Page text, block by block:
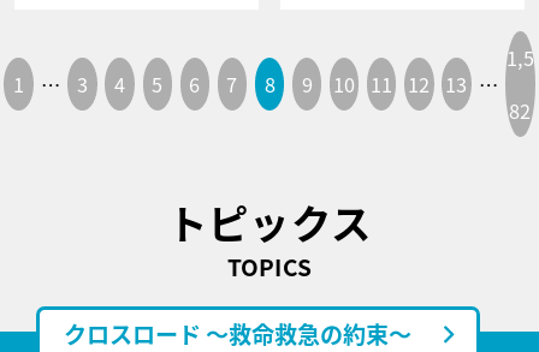
1 … 3 4 5 6 7 8 9 10 11 12 13 …
1,5
82
トピックス
TOPICS
クロスロード ～救命救急の約束～